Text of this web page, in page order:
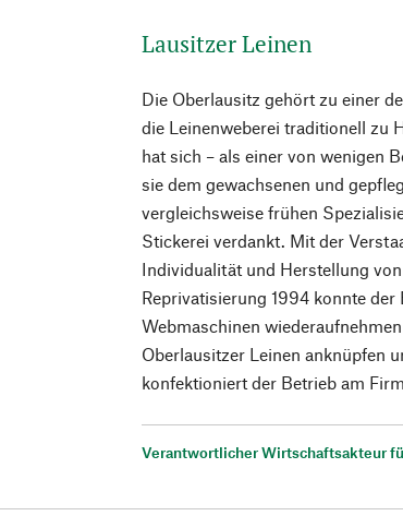
Lausitzer Leinen
Die Oberlausitz gehört zu einer
die Leinenweberei traditionell zu
hat sich – als einer von wenigen
sie dem gewachsenen und
vergleichsweise frühen
Stickerei verdankt. Mit der
Individualität und Herstellung
Reprivatisierung 1994 konnte
Webmaschinen
Oberlausitzer Leinen anknüpfen
konfektioniert der Betrieb am
Verantwortlicher Wirtschaftsakteur